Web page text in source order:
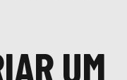
UM